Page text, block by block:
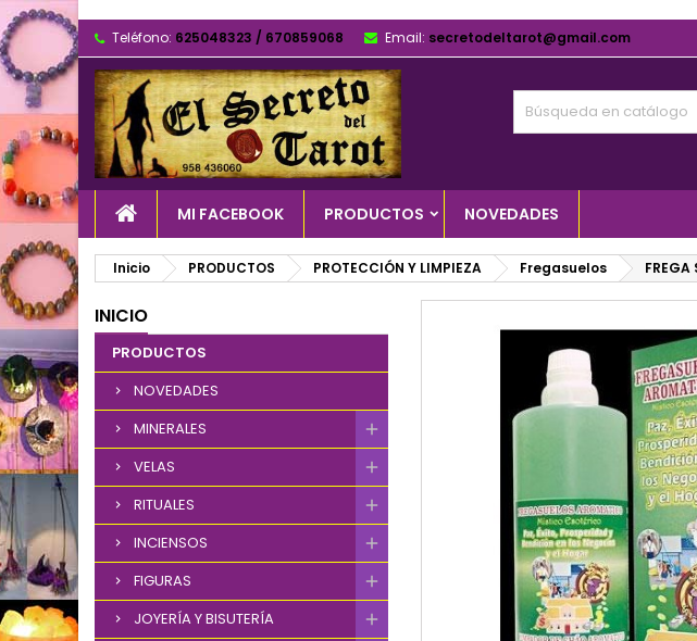
Teléfono: 625048323 / 670859068 Email: secretodeltarot@gmail.com
MI FACEBOOK PRODUCTOS NOVEDADES
Inicio PRODUCTOS PROTECCIÓN Y LIMPIEZA Fregasuelos FREGA
INICIO
PRODUCTOS
NOVEDADES
MINERALES
VELAS
RITUALES
INCIENSOS
FIGURAS
JOYERÍA Y BISUTERÍA